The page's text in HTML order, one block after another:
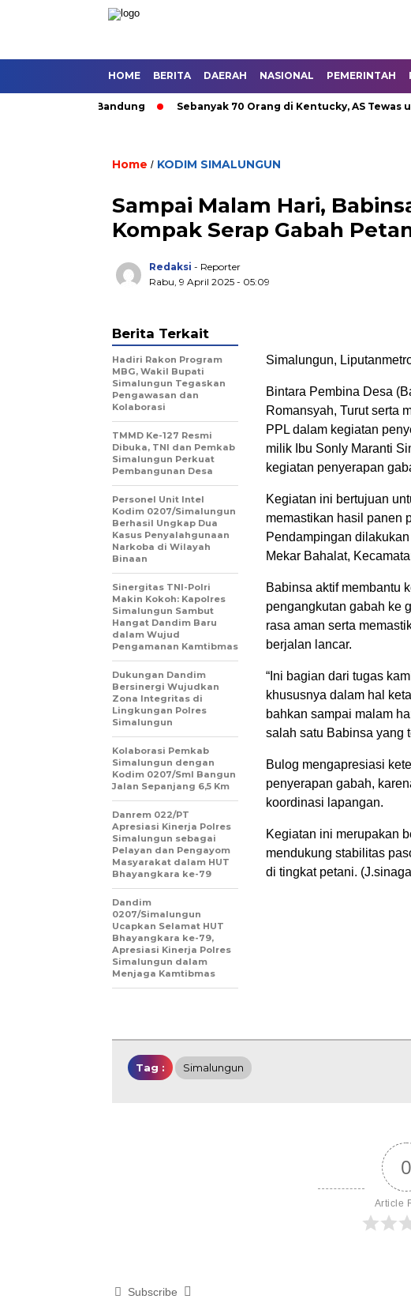
HOME BERITA DAERAH NASIONAL PEMERINTAH
Umum di Bandung Sebanyak 70 Orang di Kentucky, AS Tewas
Home / KODIM SIMALUNGUN
Sampai Malam Hari,
Kompak Serap Gabah
Redaksi - Reporter
Rabu, 9 April 2025 - 05:09
Simalungun,
Bintara Pembina Desa
Romansyah, Turut serta
PPL dalam kegiatan
milik Ibu Sonly Maranti
kegiatan penyerapan
Kegiatan ini bertujuan
memastikan hasil panen
Pendampingan
Mekar Bahalat,
Babinsa aktif membantu
pengangkutan gabah ke
rasa aman serta
berjalan lancar.
“Ini bagian dari tugas
khususnya dalam hal
bahkan sampai malam
salah satu Babinsa yang
Bulog mengapresiasi
penyerapan gabah,
koordinasi lapangan.
Kegiatan ini merupakan
mendukung stabilitas
di tingkat petani.
Berita Terkait
Hadiri Rakon Program
MBG, Wakil Bupati
Simalungun Tegaskan
Pengawasan dan
Kolaborasi
TMMD Ke-127 Resmi
Dibuka, TNI dan Pemkab
Simalungun Perkuat
Pembangunan Desa
Personel Unit Intel
Kodim 0207/Simalungun
Berhasil Ungkap Dua
Kasus Penyalahgunaan
Narkoba di Wilayah
Binaan
Sinergitas TNI-Polri
Makin Kokoh: Kapolres
Simalungun Sambut
Hangat Dandim Baru
dalam Wujud
Pengamanan Kamtibmas
Dukungan Dandim
Bersinergi Wujudkan
Zona Integritas di
Lingkungan Polres
Simalungun
Kolaborasi Pemkab
Simalungun dengan
Kodim 0207/Sml Bangun
Jalan Sepanjang 6,5 Km
Danrem 022/PT
Apresiasi Kinerja Polres
Simalungun sebagai
Pelayan dan Pengayom
Masyarakat dalam HUT
Bhayangkara ke-79
Dandim
0207/Simalungun
Ucapkan Selamat HUT
Bhayangkara ke-79,
Apresiasi Kinerja Polres
Simalungun dalam
Menjaga Kamtibmas
Tag : Simalungun
0
Article
Subscribe